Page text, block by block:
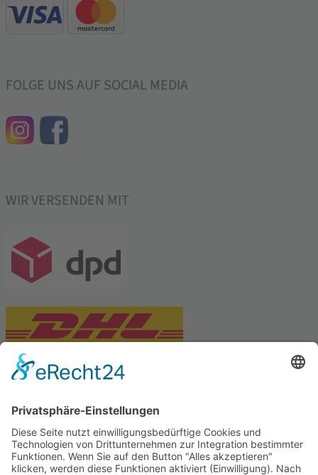
FOLGE UNS AUF SOCIAL MEDIA
WIR VERSENDEN MIT
Tekal – Textile Lebensqualität
Exklusive moderne & Orientteppiche